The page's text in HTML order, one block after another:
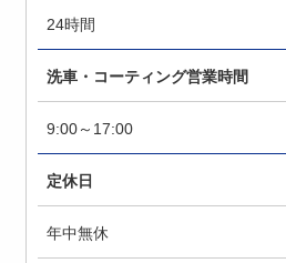
24時間
洗車・コーティング営業時間
9:00～17:00
定休日
年中無休